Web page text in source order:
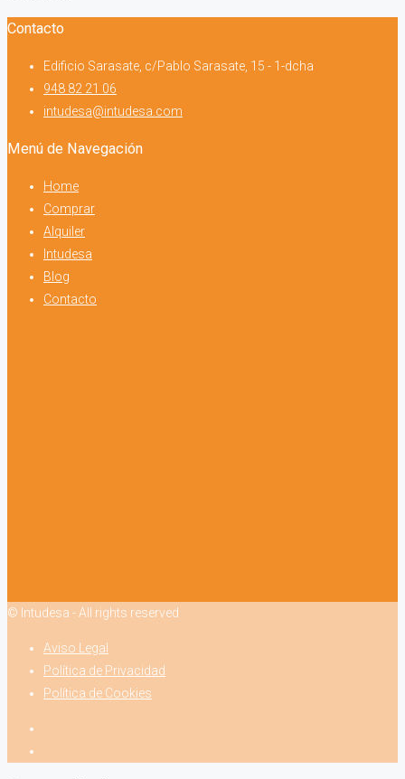
Contacto
Edificio Sarasate, c/Pablo Sarasate, 15 - 1-dcha
948 82 21 06
intudesa@intudesa.com
Menú de Navegación
Home
Comprar
Alquiler
Intudesa
Blog
Contacto
© Intudesa - All rights reserved
Aviso Legal
Política de Privacidad
Política de Cookies